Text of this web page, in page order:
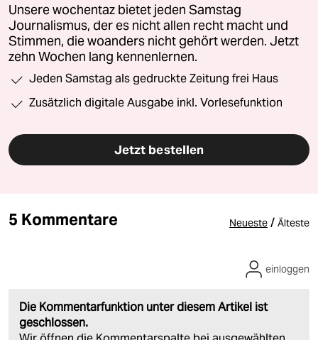
Unsere wochentaz bietet jeden Samstag
Journalismus, der es nicht allen recht macht und
Stimmen, die woanders nicht gehört werden. Jetzt
zehn Wochen lang kennenlernen.
Jeden Samstag als gedruckte Zeitung frei Haus
Zusätzlich digitale Ausgabe inkl. Vorlesefunktion
Jetzt bestellen
5 Kommentare Neueste / Älteste
Die Kommentarfunktion unter diesem Artikel ist
geschlossen.
einloggen